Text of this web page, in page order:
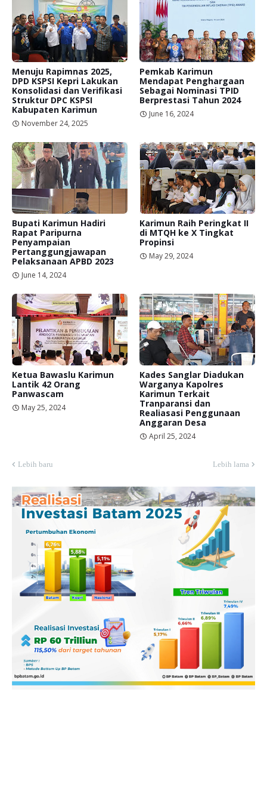
Menuju Rapimnas 2025,
DPD KSPSI Kepri Lakukan
Konsolidasi dan Verifikasi
Struktur DPC KSPSI
Kabupaten Karimun
November 24, 2025
Pemkab Karimun
Mendapat Penghargaan
Sebagai Nominasi TPID
Berprestasi Tahun 2024
June 16, 2024
Bupati Karimun Hadiri
Rapat Paripurna
Penyampaian
Pertanggungjawapan
Pelaksanaan APBD 2023
June 14, 2024
Karimun Raih Peringkat II
di MTQH ke X Tingkat
Propinsi
May 29, 2024
Ketua Bawaslu Karimun
Lantik 42 Orang
Panwascam
May 25, 2024
Kades Sanglar Diadukan
Warganya Kapolres
Karimun Terkait
Tranparansi dan
Realiasasi Penggunaan
Anggaran Desa
April 25, 2024
Lebih baru Lebih lama